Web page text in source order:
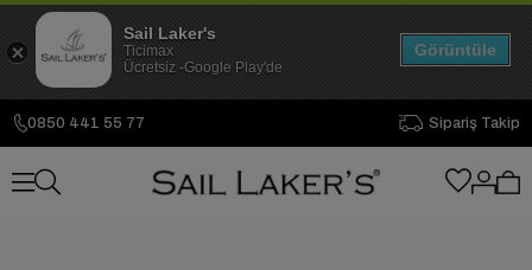
0850 441 55 77 Sipariş Takip
Sail Laker's
Ticimax
Ücretsiz -Google Play'de
Görüntüle